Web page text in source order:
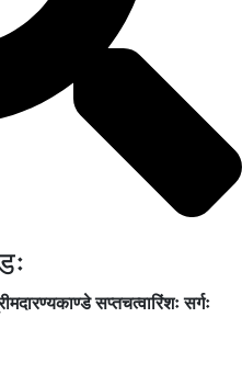
सप्तचत्वारिंशः सर्गः